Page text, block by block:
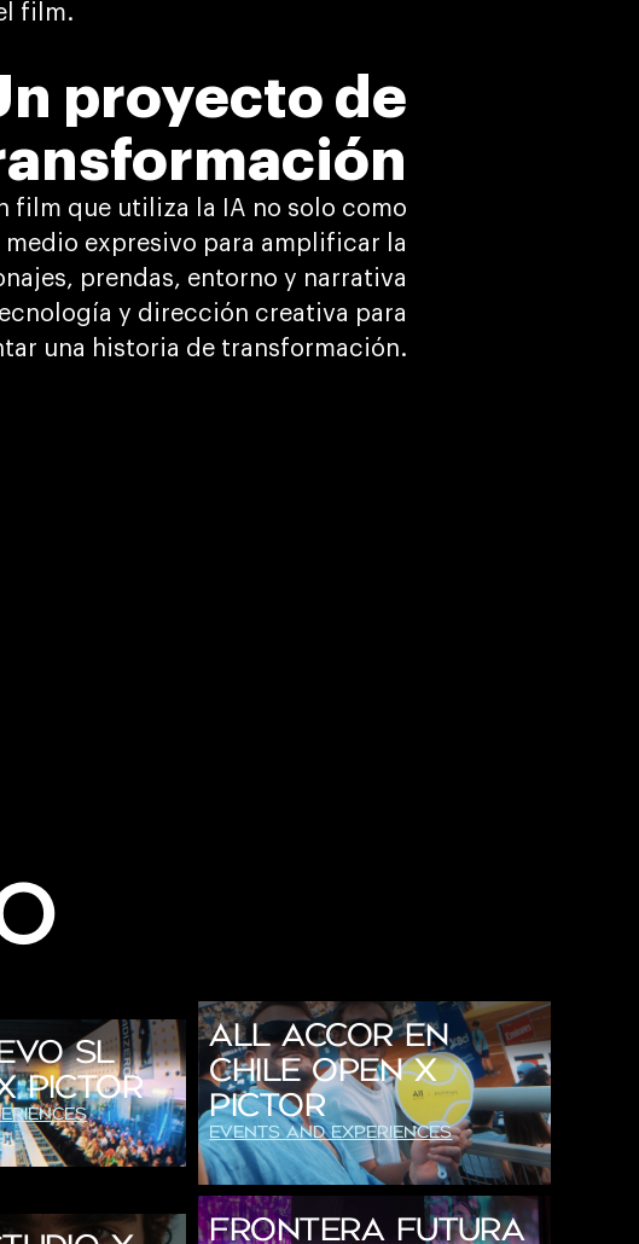
film.
proyecto de
film que utiliza la IA no solo como
expresivo para amplificar la
prendas, entorno y narrativa
y dirección creativa para
una historia de transformación.
SL
PICTOR
All Accor en
Chile Open x
Pictor
Events and Experiences
Frontera Futura